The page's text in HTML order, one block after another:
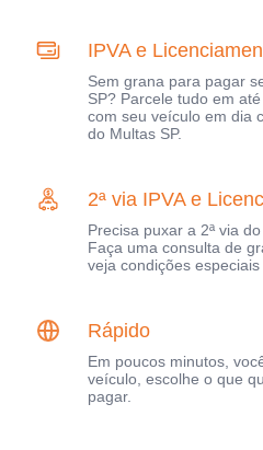
IPVA e
Sem grana para pagar
SP? Parcele tudo em
com seu veículo em dia
do Multas SP.
2ª via IPVA e
Precisa puxar a 2ª via
Faça uma consulta de
veja condições
Rápido
Em poucos minutos,
veículo, escolhe o que
pagar.